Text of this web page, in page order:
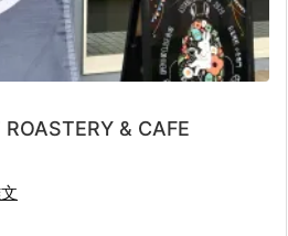
& CAFE